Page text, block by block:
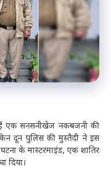
एक सनसनीखेज नकबजनी की
दून पुलिस की मुस्तैदी ने इस
के मास्टरमाइंड, एक शातिर
दिया।